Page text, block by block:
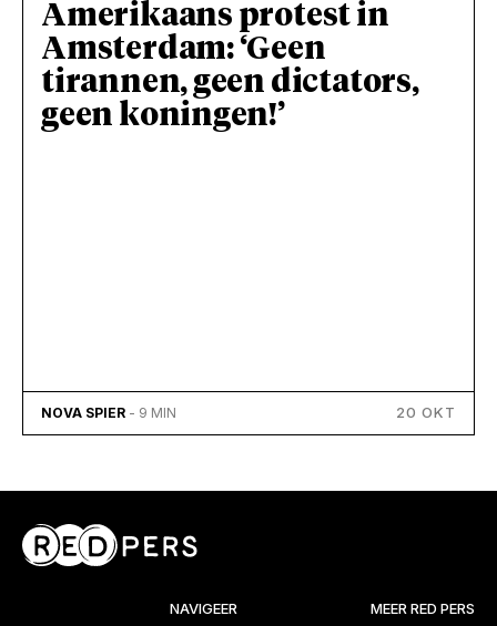
Amerikaans protest in
Amsterdam: ‘Geen
tirannen, geen dictators,
geen koningen!’
NOVA SPIER - 9 MIN 20 OKT
NAVIGEER
MEER RED PERS